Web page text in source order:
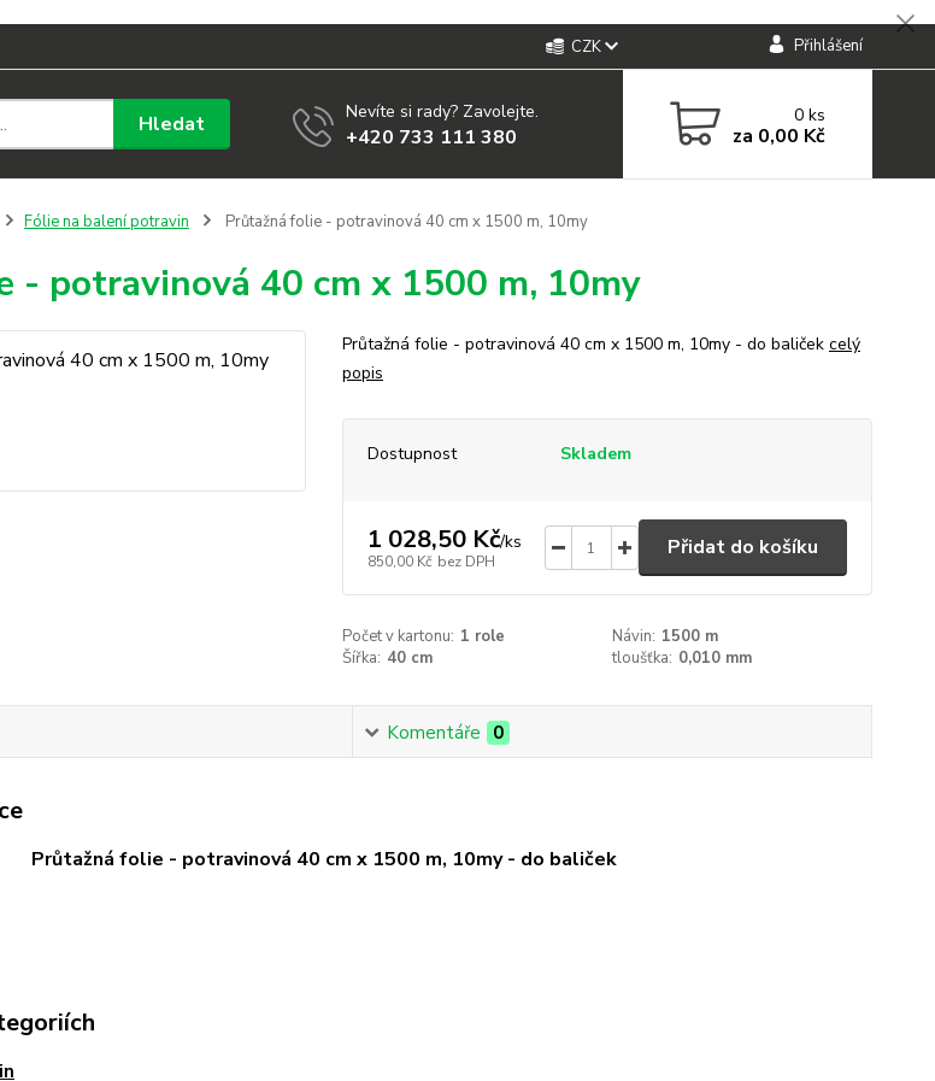
CZK Přihlášení
Hledat Nevíte si rady? Zavolejte.
+420 733 111 380
0ks
za 0,00 Kč
Fólie na balení potravin Průtažná folie - potravinová 40 cm x 1500 m, 10my
- potravinová 40 cm x 1500 m, 10my
Průtažná folie - potravinová 40 cm x 1500 m, 10my - do baliček celý
popis
Dostupnost Skladem
1 028,50 Kč/ks
850,00 Kč bez DPH
Přidat do košíku
Počet v kartonu: 1 role Návin: 1500 m
Šířka: 40 cm tloušťka: 0,010 mm
Komentáře 0
Průtažná folie - potravinová 40 cm x 1500 m, 10my - do baliček